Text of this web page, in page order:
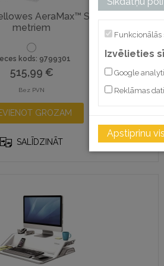
AeraMax™ SE – līdz 50
metriem
kods: 9799301
515,99 €
Bez PVN
GROZAM
SALĪDZINĀT
Funkcionālās
Izvēlieties
Google
Reklāmas dati
Apstiprinu